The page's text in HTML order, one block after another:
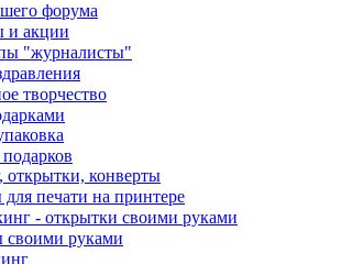
форума
акции
"журналисты"
творчество
открытки, конверты
печати на принтере
- открытки своими руками
руками